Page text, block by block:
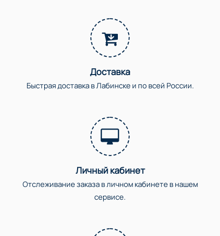
Доставка
Быстрая доставка в Лабинске и по всей России.
Личный кабинет
Отслеживание заказа в личном кабинете в нашем
сервисе.